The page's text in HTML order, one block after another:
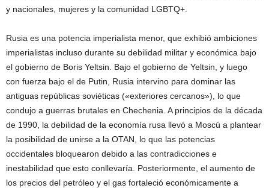
y nacionales, mujeres y la comunidad LGBTQ+.
Rusia es una potencia imperialista menor, que exhibió ambiciones
imperialistas incluso durante su debilidad militar y económica bajo
el gobierno de Boris Yeltsin. Bajo el gobierno de Yeltsin, y luego
con fuerza bajo el de Putin, Rusia intervino para dominar las
antiguas repúblicas soviéticas («exteriores cercanos»), lo que
condujo a guerras brutales en Chechenia. A principios de la década
de 1990, la debilidad de la economía rusa llevó a Moscú a plantear
la posibilidad de unirse a la OTAN, lo que las potencias
occidentales bloquearon debido a las contradicciones e
inestabilidad que esto conllevaría. Posteriormente, el aumento de
los precios del petróleo y el gas fortaleció económicamente a